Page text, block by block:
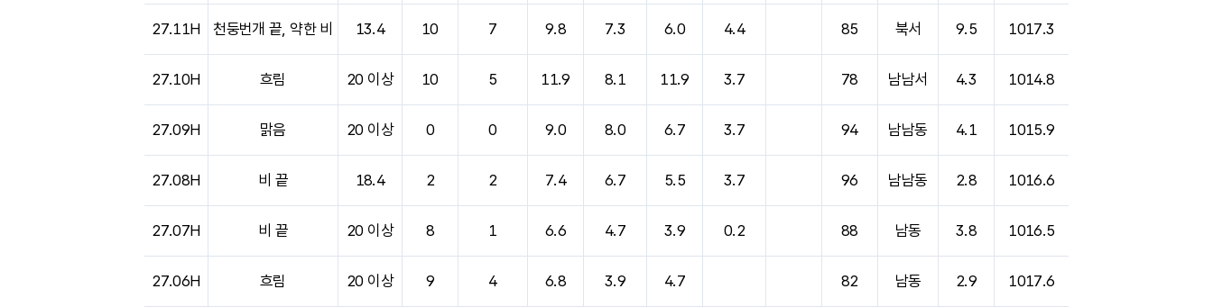
27.11H 천둥번개 끝, 약한 비 13.4 10 7 9.8 7.3 6.0 4.4 85 북서 9.5 1017.3
27.10H 흐림 20 이상 10 5 11.9 8.1 11.9 3.7 78 남남서 4.3 1014.8
27.09H 맑음 20 이상 0 0 9.0 8.0 6.7 3.7 94 남남동 4.1 1015.9
27.08H 비 끝 18.4 2 2 7.4 6.7 5.5 3.7 96 남남동 2.8 1016.6
27.07H 비 끝 20 이상 8 1 6.6 4.7 3.9 0.2 88 남동 3.8 1016.5
27.06H 흐림 20 이상 9 4 6.8 3.9 4.7 82 남동 2.9 1017.6